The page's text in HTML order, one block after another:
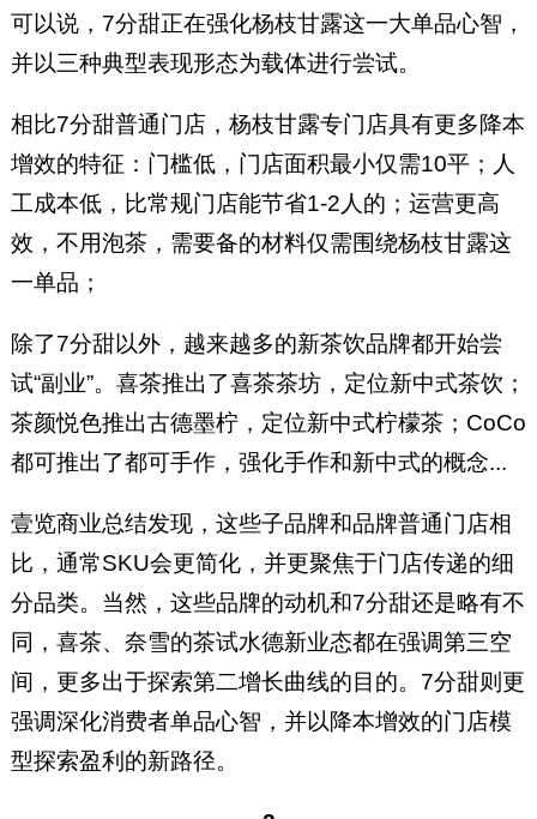
可以说，7分甜正在强化杨枝甘露这一大单品心智，
并以三种典型表现形态为载体进行尝试。
相比7分甜普通门店，杨枝甘露专门店具有更多降本
增效的特征：门槛低，门店面积最小仅需10平；人
工成本低，比常规门店能节省1-2人的；运营更高
效，不用泡茶，需要备的材料仅需围绕杨枝甘露这
一单品；
除了7分甜以外，越来越多的新茶饮品牌都开始尝
试“副业”。喜茶推出了喜茶茶坊，定位新中式茶饮；
茶颜悦色推出古德墨柠，定位新中式柠檬茶；CoCo
都可推出了都可手作，强化手作和新中式的概念...
壹览商业总结发现，这些子品牌和品牌普通门店相
比，通常SKU会更简化，并更聚焦于门店传递的细
分品类。当然，这些品牌的动机和7分甜还是略有不
同，喜茶、奈雪的茶试水德新业态都在强调第三空
间，更多出于探索第二增长曲线的目的。7分甜则更
强调深化消费者单品心智，并以降本增效的门店模
型探索盈利的新路径。